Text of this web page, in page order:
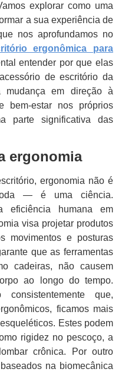
explorar como uma
a sua experiência de
nos aprofundamos no
ergonômica para
entender por que elas
de escritório da
mudança em direção à
bem-estar nos próprios
parte significativa das
ergonomia
ergonomia não é
— é uma ciência.
eficiência humana em
visa projetar produtos
movimentos e posturas
que as ferramentas
cadeiras, não causem
ao longo do tempo.
consistentemente que,
ficamos mais
Estes podem
rigidez no pescoço, a
crônica.
Por outro
na biomecânica